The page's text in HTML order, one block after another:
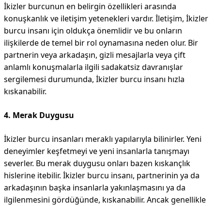
İkizler burcunun en belirgin özellikleri arasında
konuşkanlık ve iletişim yetenekleri vardır. İletişim, İkizler
burcu insanı için oldukça önemlidir ve bu onların
ilişkilerde de temel bir rol oynamasına neden olur. Bir
partnerin veya arkadaşın, gizli mesajlarla veya çift
anlamlı konuşmalarla ilgili sadakatsiz davranışlar
sergilemesi durumunda, İkizler burcu insanı hızla
kıskanabilir.
4. Merak Duygusu
İkizler burcu insanları meraklı yapılarıyla bilinirler. Yeni
deneyimler keşfetmeyi ve yeni insanlarla tanışmayı
severler. Bu merak duygusu onları bazen kıskançlık
hislerine itebilir. İkizler burcu insanı, partnerinin ya da
arkadaşının başka insanlarla yakınlaşmasını ya da
ilgilenmesini gördüğünde, kıskanabilir. Ancak genellikle